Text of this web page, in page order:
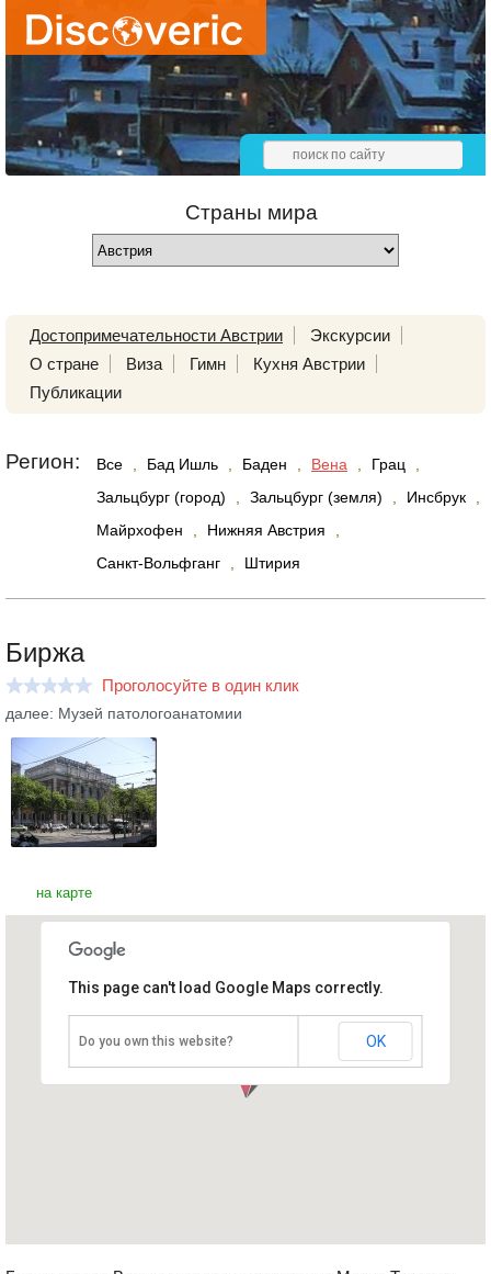
Страны мира
Достопримечательности Австрии
Экскурсии
О стране
Виза Гимн
Кухня Австрии
Публикации
Регион: Все Бад Ишль Баден Вена Грац
Зальцбург (город)
Зальцбург (земля) Инсбрук
Майрхофен
Нижняя Австрия
Санкт-Вольфганг
Штирия
Биржа
Проголосуйте в один клик
далее: Музей патологоанатомии
на карте
Биржа
This page can't load Google Maps correctly.
Do you own this website? OK